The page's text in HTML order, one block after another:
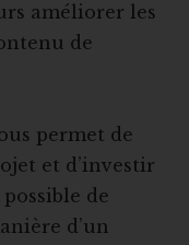
améliorer les
de
permet de
et d’investir
de
d’un